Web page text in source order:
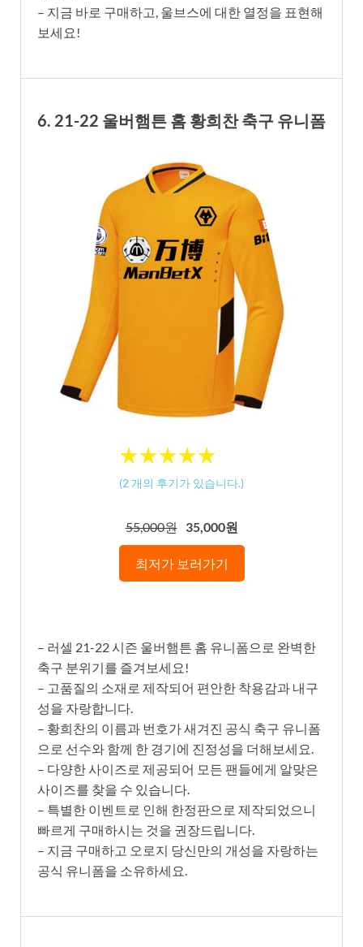
– 지금 바로 구매하고, 울브스에 대한 열정을 표현해
보세요!
6. 21-22 울버햄튼 홈 황희찬 축구 유니폼
★★★★★
★★★★★
(2 개의 후기가 있습니다.)
55,000원 35,000원
최저가 보러가기
– 러셀 21-22 시즌 울버햄튼 홈 유니폼으로 완벽한
축구 분위기를 즐겨보세요!
– 고품질의 소재로 제작되어 편안한 착용감과 내구
성을 자랑합니다.
– 황희찬의 이름과 번호가 새겨진 공식 축구 유니폼
으로 선수와 함께 한 경기에 진정성을 더해보세요.
– 다양한 사이즈로 제공되어 모든 팬들에게 알맞은
사이즈를 찾을 수 있습니다.
– 특별한 이벤트로 인해 한정판으로 제작되었으니
빠르게 구매하시는 것을 권장드립니다.
– 지금 구매하고 오로지 당신만의 개성을 자랑하는
공식 유니폼을 소유하세요.